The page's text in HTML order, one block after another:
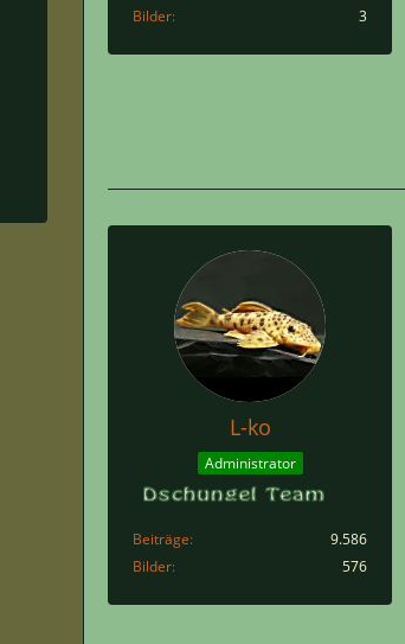
Bilder
3
L-ko
Administrator
Beiträge
9.586
Bilder
576